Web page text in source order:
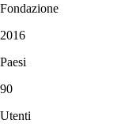
Fondazione
2016
Paesi
90
Utenti